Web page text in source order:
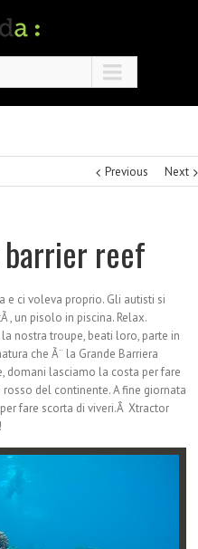
Previous Next
barrier reef
e ci voleva proprio. Gli autisti si
, un pisolo in piscina. Relax.
nostra troupe, beati loro, parte in
che Ã¨ la Grande Barriera
domani lasciamo la costa per fare
del continente. A fine giornata
fare scorta di viveri.Â Xtractor